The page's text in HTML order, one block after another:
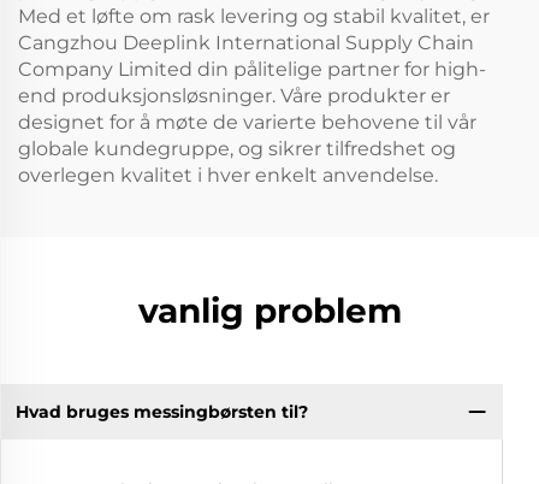
Med et løfte om rask levering og stabil kvalitet, er
Cangzhou Deeplink International Supply Chain
Company Limited din pålitelige partner for high-
end produksjonsløsninger. Våre produkter er
designet for å møte de varierte behovene til vår
globale kundegruppe, og sikrer tilfredshet og
overlegen kvalitet i hver enkelt anvendelse.
vanlig problem
Hvad bruges messingbørsten til?